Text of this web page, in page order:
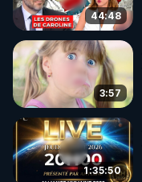
44:48
3:57
1:35:50